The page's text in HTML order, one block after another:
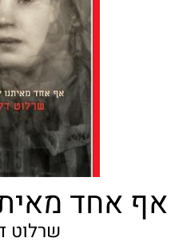
אף אחד
שרלוט